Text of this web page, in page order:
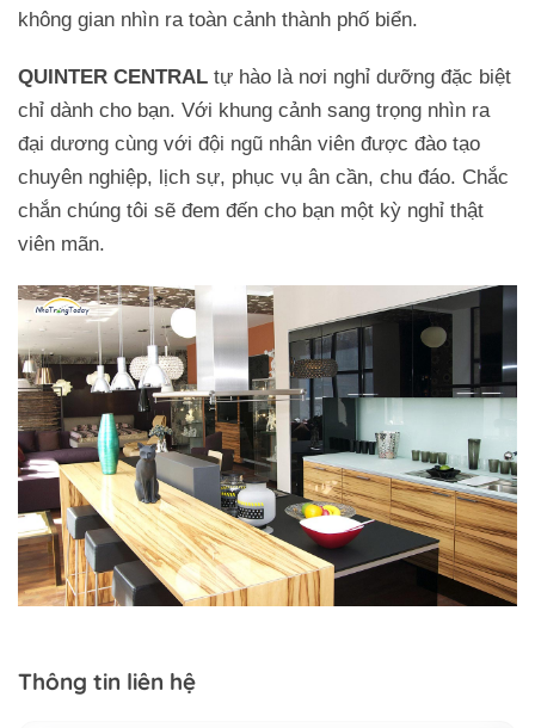
không gian nhìn ra toàn cảnh thành phố biển.
QUINTER CENTRAL tự hào là nơi nghỉ dưỡng đặc biệt
chỉ dành cho bạn. Với khung cảnh sang trọng nhìn ra
đại dương cùng với đội ngũ nhân viên được đào tạo
chuyên nghiệp, lịch sự, phục vụ ân cần, chu đáo. Chắc
chắn chúng tôi sẽ đem đến cho bạn một kỳ nghỉ thật
viên mãn.
Thông tin liên hệ